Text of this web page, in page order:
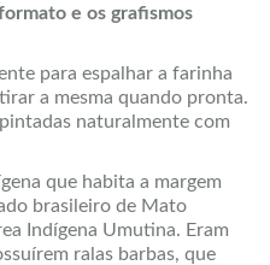
e os grafismos
para espalhar a farinha
a mesma quando pronta.
naturalmente com
que habita a margem
brasileiro de Mato
Indígena Umutina. Eram
ralas barbas, que